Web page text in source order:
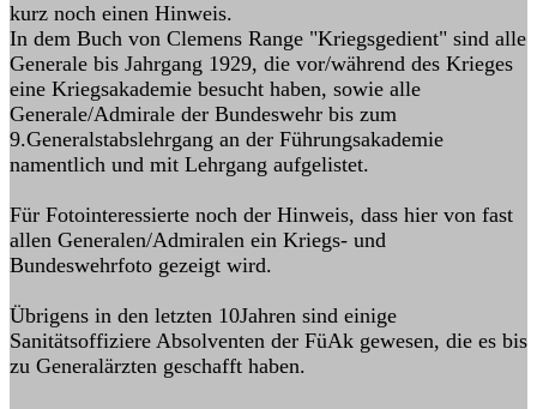
kurz noch einen Hinweis.
In dem Buch von Clemens Range "Kriegsgedient" sind alle
Generale bis Jahrgang 1929, die vor/während des Krieges
eine Kriegsakademie besucht haben, sowie alle
Generale/Admirale der Bundeswehr bis zum
9.Generalstabslehrgang an der Führungsakademie
namentlich und mit Lehrgang aufgelistet.
Für Fotointeressierte noch der Hinweis, dass hier von fast
allen Generalen/Admiralen ein Kriegs- und
Bundeswehrfoto gezeigt wird.
Übrigens in den letzten 10Jahren sind einige
Sanitätsoffiziere Absolventen der FüAk gewesen, die es bis
zu Generalärzten geschafft haben.